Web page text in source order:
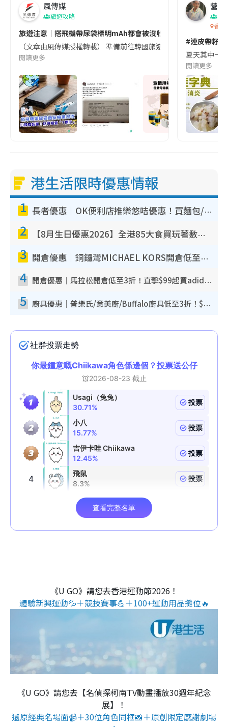
風傳媒
旅遊攻略
旅遊注意｜搭飛機帶尿袋標明mAh都會被沒收😱出發前切記檢查
（文章由風傳媒授權轉載） 準備前往韓國旅遊的民眾，近期要
閱讀更多
營養
香港
#連皮帶籽
夏天其中一
閱讀更多
港生活限時優惠情報
1 長者優惠｜OK便利店推樂悠咭優惠！買麵包/牛奶/保健品拍卡即減
2 【8月生日優惠2026】全港85大食買玩著數攻略 自助餐/火鍋放題同行免費＋誠品/DONKI送現金券
3 開倉優惠｜銅鑼灣MICHAEL KORS開倉低至17折！直擊$500起買手袋/銀包/鞋款 必買經典Jet Set系列
4 開倉優惠｜馬拉松開倉低至3折！直擊$99起買adidas／New Balance／Puma鞋款 STANLEY保溫杯劈價至$119起
5 廚具優惠｜普樂氏/意美廚/Buffalo廚具低至3折！$89起買煎鍋／炒鑊／個人鍋 同場小家電激減至$99起
《U GO》請您去香港運動節2026！
體驗新興運動💦＋競技賽事💪＋100+運動用品攤位🔥
《U GO》請您去【名偵探柯南TV動畫播放30週年紀念
展】！
還原經典名場面📹＋30位角色同框📸＋原創限定感謝劇場